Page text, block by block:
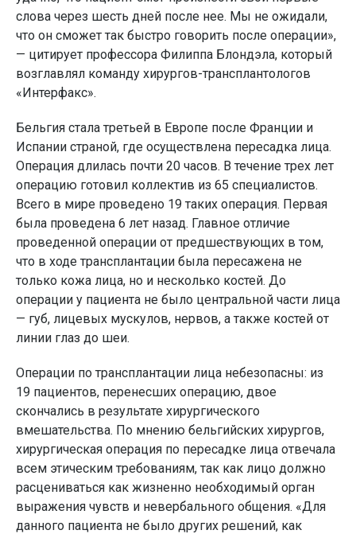
слова через шесть дней после нее. Мы не ожидали,
что он сможет так быстро говорить после операции»,
— цитирует профессора Филиппа Блондэла, который
возглавлял команду хирургов-трансплантологов
«Интерфакс».
Бельгия стала третьей в Европе после Франции и
Испании страной, где осуществлена пересадка лица.
Операция длилась почти 20 часов. В течение трех лет
операцию готовил коллектив из 65 специалистов.
Всего в мире проведено 19 таких операция. Первая
была проведена 6 лет назад. Главное отличие
проведенной операции от предшествующих в том,
что в ходе трансплантации была пересажена не
только кожа лица, но и несколько костей. До
операции у пациента не было центральной части лица
— губ, лицевых мускулов, нервов, а также костей от
линии глаз до шеи.
Операции по трансплантации лица небезопасны: из
19 пациентов, перенесших операцию, двое
скончались в результате хирургического
вмешательства. По мнению бельгийских хирургов,
хирургическая операция по пересадке лица отвечала
всем этическим требованиям, так как лицо должно
расцениваться как жизненно необходимый орган
выражения чувств и невербального общения. «Для
данного пациента не было других решений, как